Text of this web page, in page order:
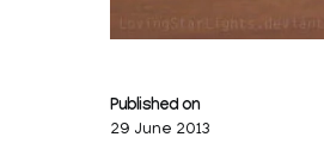
Published on
29 June 2013